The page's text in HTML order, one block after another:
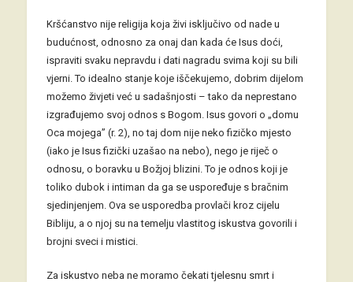
Kršćanstvo nije religija koja živi isključivo od nade u
budućnost, odnosno za onaj dan kada će Isus doći,
ispraviti svaku nepravdu i dati nagradu svima koji su bili
vjerni. To idealno stanje koje iščekujemo, dobrim dijelom
možemo živjeti već u sadašnjosti – tako da neprestano
izgrađujemo svoj odnos s Bogom. Isus govori o „domu
Oca mojega” (r. 2), no taj dom nije neko fizičko mjesto
(iako je Isus fizički uzašao na nebo), nego je riječ o
odnosu, o boravku u Božjoj blizini. To je odnos koji je
toliko dubok i intiman da ga se uspoređuje s bračnim
sjedinjenjem. Ova se usporedba provlači kroz cijelu
Bibliju, a o njoj su na temelju vlastitog iskustva govorili i
brojni sveci i mistici.
Za iskustvo neba ne moramo čekati tjelesnu smrt i